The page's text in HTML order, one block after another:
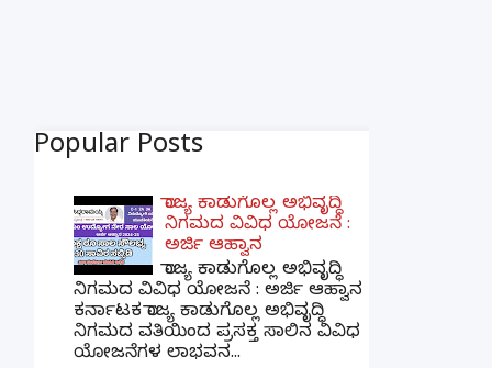
Popular Posts
ರಾಜ್ಯ ಕಾಡುಗೊಲ್ಲ ಅಭಿವೃದ್ಧಿ
ನಿಗಮದ ವಿವಿಧ ಯೋಜನೆ :
ಅರ್ಜಿ ಆಹ್ವಾನ
ರಾಜ್ಯ ಕಾಡುಗೊಲ್ಲ ಅಭಿವೃದ್ಧಿ
ನಿಗಮದ ವಿವಿಧ ಯೋಜನೆ : ಅರ್ಜಿ ಆಹ್ವಾನ
ಕರ್ನಾಟಕ ರಾಜ್ಯ ಕಾಡುಗೊಲ್ಲ ಅಭಿವೃದ್ಧಿ
ನಿಗಮದ ವತಿಯಿಂದ ಪ್ರಸಕ್ತ ಸಾಲಿನ ವಿವಿಧ
ಯೋಜನೆಗಳ ಲಾಭವನ...